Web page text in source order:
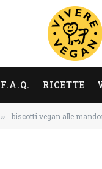
F.A.Q. RICETTE
» biscotti vegan alle